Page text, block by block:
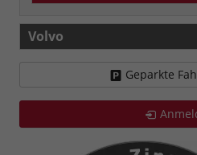
Volvo
Geparkte